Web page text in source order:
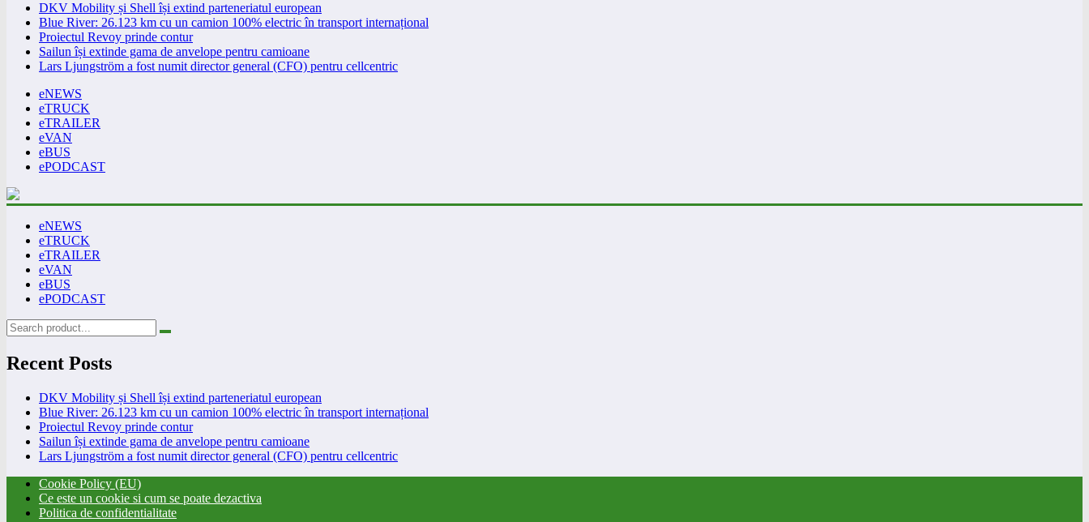
DKV Mobility și Shell își extind parteneriatul european
Blue River: 26.123 km cu un camion 100% electric în transport internațional
Proiectul Revoy prinde contur
Sailun își extinde gama de anvelope pentru camioane
Lars Ljungström a fost numit director general (CFO) pentru cellcentric
eNEWS
eTRUCK
eTRAILER
eVAN
eBUS
ePODCAST
eNEWS
eTRUCK
eTRAILER
eVAN
eBUS
ePODCAST
Recent Posts
DKV Mobility și Shell își extind parteneriatul european
Blue River: 26.123 km cu un camion 100% electric în transport internațional
Proiectul Revoy prinde contur
Sailun își extinde gama de anvelope pentru camioane
Lars Ljungström a fost numit director general (CFO) pentru cellcentric
Cookie Policy (EU)
Ce este un cookie si cum se poate dezactiva
Politica de confidentialitate